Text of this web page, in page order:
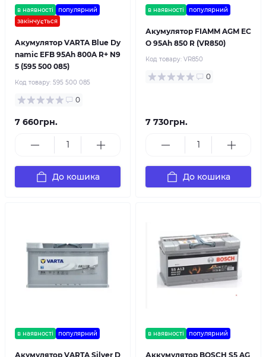
в наявності
популярний
закінчується
Акумулятор VARTA Blue Dy
namic EFB 95Ah 800A R+ N9
5 (595 500 085)
Код товару: 595 500 085
0
7 660грн.
До кошика
в наявності популярний
Акумулятор FIAMM AGM EC
O 95Ah 850 R (VR850)
Код товару: VR850
0
7 730грн.
До кошика
в наявності популярний
Акумулятор VARTA Silver D
в наявності популярний
Аккумулятор BOSCH S5 AG